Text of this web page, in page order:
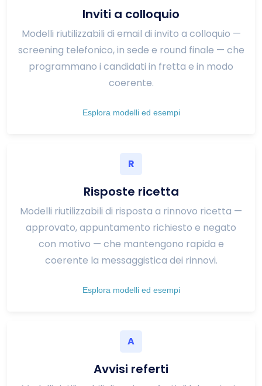
Inviti a colloquio
Modelli riutilizzabili di email di invito a colloquio —
screening telefonico, in sede e round finale — che
programmano i candidati in fretta e in modo
coerente.
Esplora modelli ed esempi
R
Risposte ricetta
Modelli riutilizzabili di risposta a rinnovo ricetta —
approvato, appuntamento richiesto e negato
con motivo — che mantengono rapida e
coerente la messaggistica dei rinnovi.
Esplora modelli ed esempi
A
Avvisi referti